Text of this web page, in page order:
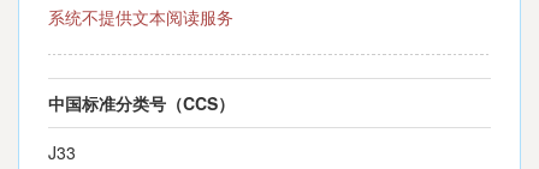
系统不提供文本阅读服务
中国标准分类号（CCS）
J33